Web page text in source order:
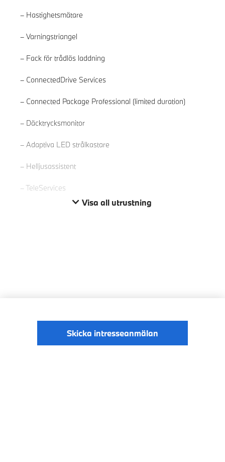
Hastighetsmätare
Varningstriangel
Fack för trådlös laddning
ConnectedDrive Services
Connected Package Professional (limited duration)
Däcktrycksmonitor
Adaptiva LED strålkastare
Helljusassistent
TeleServices
Visa all utrustning
Skicka intresseanmälan